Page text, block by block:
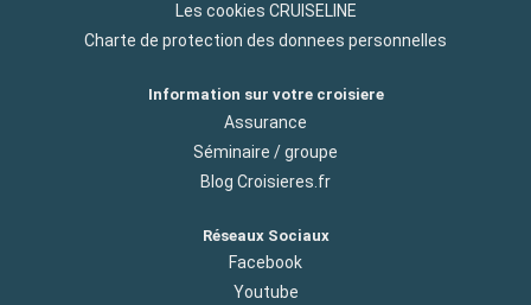
Les cookies CRUISELINE
Charte de protection des donnees personnelles
Information sur votre croisiere
Assurance
Séminaire / groupe
Blog Croisieres.fr
Réseaux Sociaux
Facebook
Youtube